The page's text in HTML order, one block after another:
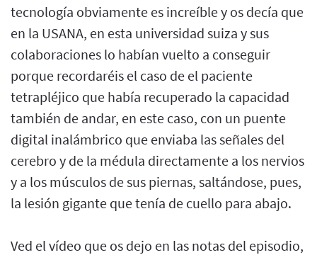
tecnología obviamente es increíble y os decía que
en la USANA, en esta universidad suiza y sus
colaboraciones lo habían vuelto a conseguir
porque recordaréis el caso de el paciente
tetrapléjico que había recuperado la capacidad
también de andar, en este caso, con un puente
digital inalámbrico que enviaba las señales del
cerebro y de la médula directamente a los nervios
y a los músculos de sus piernas, saltándose, pues,
la lesión gigante que tenía de cuello para abajo.
Ved el vídeo que os dejo en las notas del episodio,